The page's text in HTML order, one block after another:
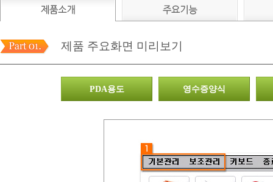
제품 주요화면 미리보기
PDA용도 영수증양식